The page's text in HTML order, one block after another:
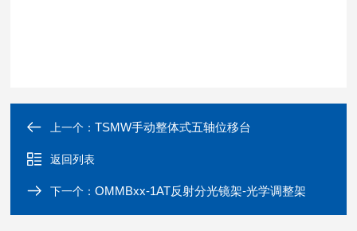
上一个：TSMW手动整体式五轴位移台
返回列表
下一个：OMMBxx-1AT反射分光镜架-光学调整架